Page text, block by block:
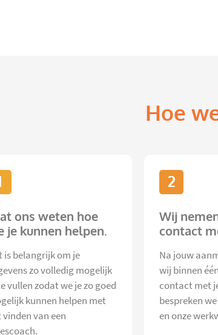
Hoe
ons weten hoe
je kunnen helpen.
is belangrijk om je
zo volledig mogelijk
vullen zodat we je zo goed
kunnen helpen met
vinden van een
2
Wij
contact
Na jouw
wij binnen
contact met
bespreken
en onze